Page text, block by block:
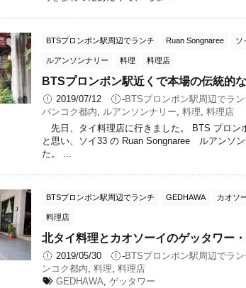
BTSプロンポン駅周辺でランチ Ruan Songnaree ソ
ルアンソンナリー 料理 料理店
BTSプロンポン駅近くで本場の伝統的
2019/07/12 -BTSプロンポン駅周辺でラン
バンコク都内, ルアンソンナリー, 料理, 料理店
先日、タイ料理店に行きました。 BTS プロン
と思い、ソイ33 の Ruan Songnaree ルアンソ
た。 ...
BTSプロンポン駅周辺でランチ GEDHAWA カオソ
料理店
北タイ料理とカオソーイのゲッタワー
2019/05/30 -BTSプロンポン駅周辺でラン
ンコク都内, 料理, 料理店
GEDHAWA,ゲッタワー